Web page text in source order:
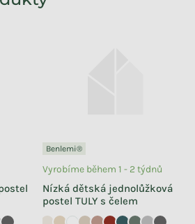
Benlemi®
Nízká dětská jednolůžková
postel TULY s čelem
Vyrobíme během 1 - 2 týdnů